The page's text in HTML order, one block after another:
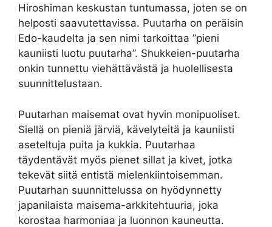
Hiroshiman keskustan tuntumassa, joten se on
helposti saavutettavissa. Puutarha on peräisin
Edo-kaudelta ja sen nimi tarkoittaa ”pieni
kauniisti luotu puutarha”. Shukkeien-puutarha
onkin tunnettu viehättävästä ja huolellisesta
suunnittelustaan.
Puutarhan maisemat ovat hyvin monipuoliset.
Siellä on pieniä järviä, kävelyteitä ja kauniisti
aseteltuja puita ja kukkia. Puutarhaa
täydentävät myös pienet sillat ja kivet, jotka
tekevät siitä entistä mielenkiintoisemman.
Puutarhan suunnittelussa on hyödynnetty
japanilaista maisema-arkkitehtuuria, joka
korostaa harmoniaa ja luonnon kauneutta.